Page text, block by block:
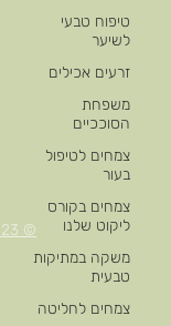
טיפוח טבעי
לשיער
זרעים אכילים
משפחת
הסוככיים
צמחים לטיפול
בעור
צמחים בקורס
ליקוט שלנו
משקה במתיקות
טבעית
צמחים לחליטה
© 2023 כל הזכויות שמורות לBP-IL